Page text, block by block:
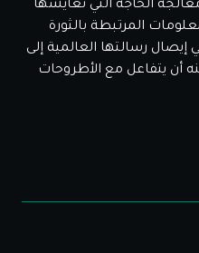
في معالجة الحاجة التي تعايشها
المرتبطة بالثورة
رسالتها العالمية إلى
أن يتفاعل مع الأطروحات